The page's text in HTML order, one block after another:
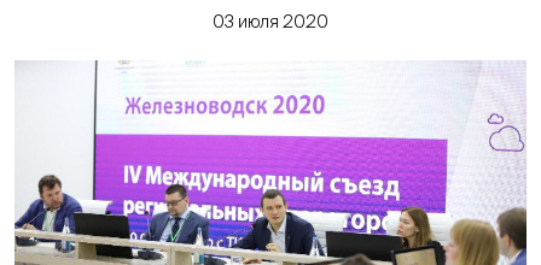
03 июля 2020